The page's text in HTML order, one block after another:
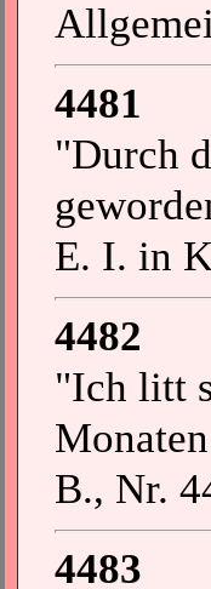
4481
"Durch
E. I. in
4482
"Ich litt
B., Nr.
4483